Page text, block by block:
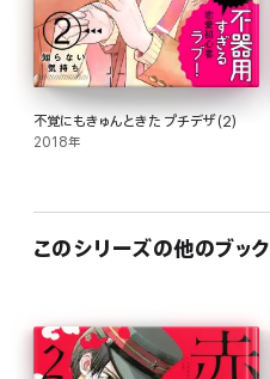
不覚にもきゅんときた プチデザ(2)
2018年
このシリーズの他のブック